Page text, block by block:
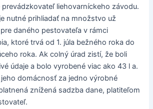
prevádzkovateľ liehovarníckeho závodu.
nutné prihliadať na množstvo už
daného pestovateľa v rámci
ktoré trvá od 1. júla bežného roka do
roka. Ak colný úrad zistí, že boli
údaje a bolo vyrobené viac ako 43 l a.
domácnosť za jedno výrobné
znížená sadzba dane, platiteľom